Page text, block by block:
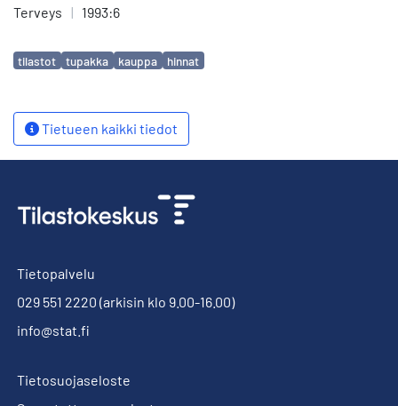
Terveys | 1993:6
Avainsanat
tilastot tupakka kauppa hinnat
Tietueen kaikki tiedot
Tietopalvelu
029 551 2220 (arkisin klo 9.00-16.00)
info@stat.fi
Tietosuojaseloste